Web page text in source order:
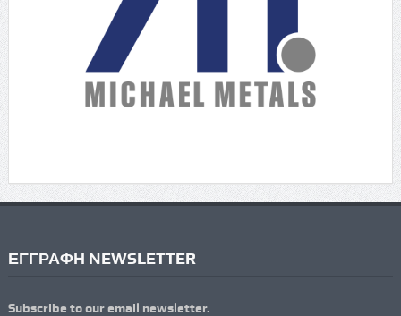
ΕΓΓΡΑΦΗ NEWSLETTER
Subscribe to our email newsletter.